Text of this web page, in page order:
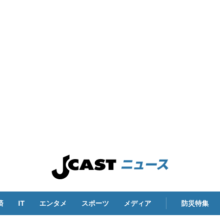
IT エンタメ スポーツ メディア 防災特集